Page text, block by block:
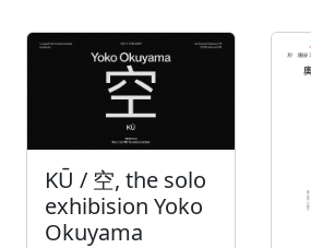
KŪ / 空, the solo
exhibision Yoko
Okuyama